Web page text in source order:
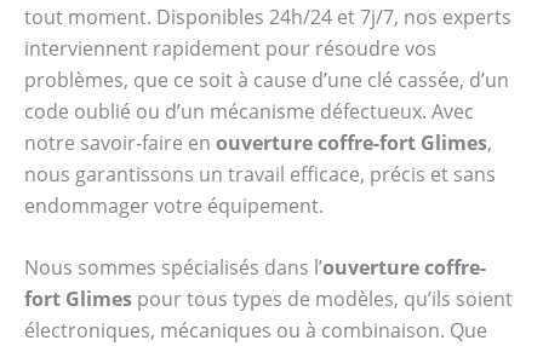
tout moment. Disponibles 24h/24 et 7j/7, nos experts
interviennent rapidement pour résoudre vos
problèmes, que ce soit à cause d’une clé cassée, d’un
code oublié ou d’un mécanisme défectueux. Avec
notre savoir-faire en ouverture coffre-fort Glimes,
nous garantissons un travail efficace, précis et sans
endommager votre équipement.
Nous sommes spécialisés dans l’ouverture coffre-
fort Glimes pour tous types de modèles, qu’ils soient
électroniques, mécaniques ou à combinaison. Que